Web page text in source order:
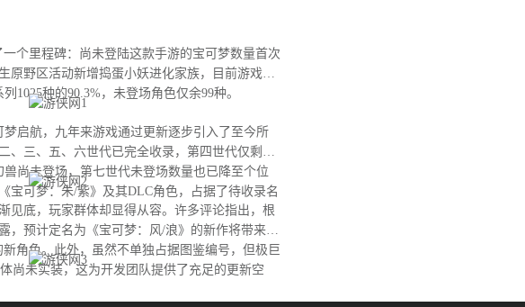
里程碑：尚未登陆这款手游的宝可梦数量首次
原野区活动新增捣蛋小妖进化家族，目前游戏图
1025种的90.3%，未登场角色仅余99种。
启航，九年来游戏通过更新逐步引入了至今所
、三、五、六世代已完全收录，第四世代仅剩阿
尚未登场，第七世代未登场数量也已降至个位
宝可梦：朱/紫》及其DLC角色，占据了待收录名
底，玩家群体却显得从容。许多评论指出，根
，预计定名为《宝可梦：风/浪》的新作将带来大
角色。此外，虽然不单独占据图鉴编号，但极巨
尚未实装，这为开发团队提供了充足的更新空